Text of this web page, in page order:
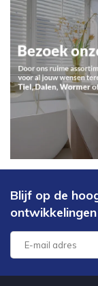
Blijf op de
ontwikkelingen